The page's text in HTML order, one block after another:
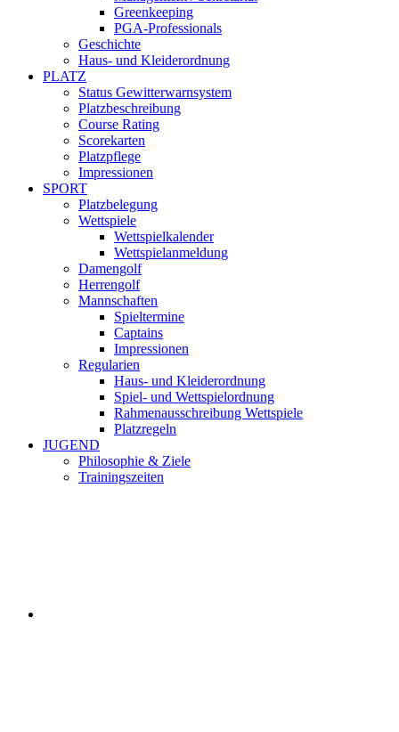
Greenkeeping
PGA-Professionals
Geschichte
Haus- und Kleiderordnung
PLATZ
Status Gewitterwarnsystem
Platzbeschreibung
Course Rating
Scorekarten
Platzpflege
Impressionen
SPORT
Platzbelegung
Wettspiele
Wettspielkalender
Wettspielanmeldung
Damengolf
Herrengolf
Mannschaften
Spieltermine
Captains
Impressionen
Regularien
Haus- und Kleiderordnung
Spiel- und Wettspielordnung
Rahmenausschreibung Wettspiele
Platzregeln
JUGEND
Philosophie & Ziele
Trainingszeiten